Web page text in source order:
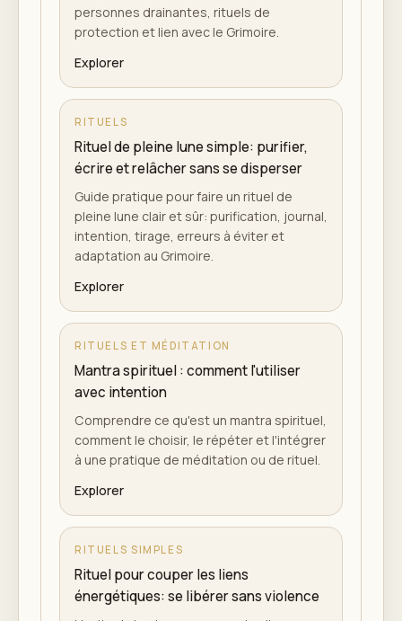
personnes drainantes, rituels de
protection et lien avec le Grimoire.
Explorer
RITUELS
Rituel de pleine lune simple: purifier,
écrire et relâcher sans se disperser
Guide pratique pour faire un rituel de
pleine lune clair et sûr: purification, journal,
intention, tirage, erreurs à éviter et
adaptation au Grimoire.
Explorer
RITUELS ET MÉDITATION
Mantra spirituel : comment l'utiliser
avec intention
Comprendre ce qu'est un mantra spirituel,
comment le choisir, le répéter et l'intégrer
à une pratique de méditation ou de rituel.
Explorer
RITUELS SIMPLES
Rituel pour couper les liens
énergétiques: se libérer sans violence